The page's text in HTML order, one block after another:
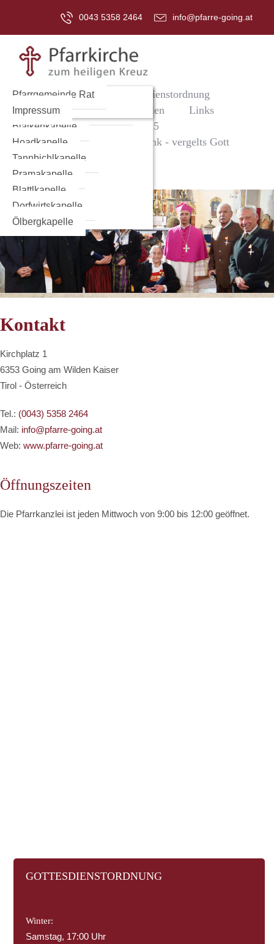
0043 5358 2464 info@pfarre-going.at
Home Kirche
Gottesdienstordnung
Jugend
Galerie Kapellen
Aschinger Kapelle
Bildstöckl „Die Sandfrau“
Blaikenkapelle
Hoadkapelle
Tannbichlkapelle
Pramakapelle
Blattlkapelle
Dorfwirtskapelle
Ölbergkapelle
Links
Kontakt
Pfarrgemeinde Rat
Impressum
Jubiläumsjahr 2025
Horst Grottenthaler - vielen Dank - vergelts Gott
Kontakt
Kirchplatz 1
6353 Going am Wilden Kaiser
Tirol - Österreich
Tel.: (0043) 5358 2464
Mail: info@pfarre-going.at
Web: www.pfarre-going.at
Öffnungszeiten
Die Pfarrkanzlei ist jeden Mittwoch von 9:00 bis 12:00 geöffnet.
GOTTESDIENSTORDNUNG
Winter:
Samstag, 17:00 Uhr